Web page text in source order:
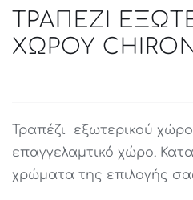
ΤΡΑΠΕΖΙ
ΧΩΡΟΥ CHIRON
Τραπέζι εξωτερικού
επαγγελαμτικό χώρο.
χρώματα της επιλογής